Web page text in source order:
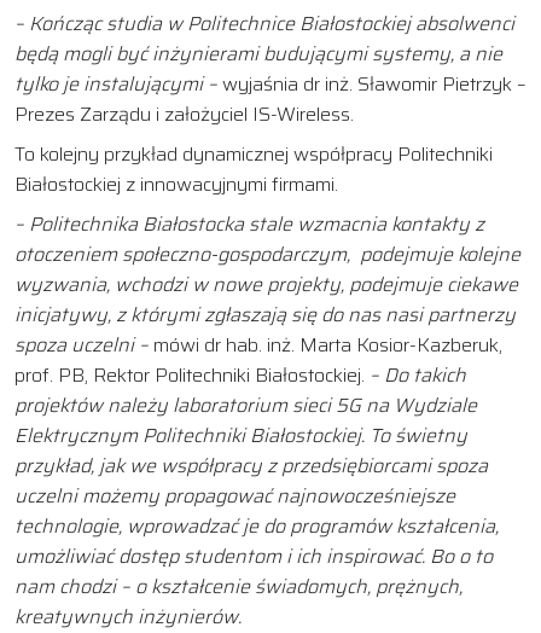
– Kończąc studia w Politechnice Białostockiej absolwenci
będą mogli być inżynierami budującymi systemy, a nie
tylko je instalującymi –wyjaśnia dr inż. Sławomir Pietrzyk –
Prezes Zarządu i założyciel IS-Wireless.
To kolejny przykład dynamicznej współpracy Politechniki
Białostockiej z innowacyjnymi firmami.
– Politechnika Białostocka stale wzmacnia kontakty z
otoczeniem społeczno-gospodarczym, podejmuje kolejne
wyzwania, wchodzi w nowe projekty, podejmuje ciekawe
inicjatywy, z którymi zgłaszają się do nas nasi partnerzy
spoza uczelni – mówi dr hab. inż. Marta Kosior-Kazberuk,
prof. PB, Rektor Politechniki Białostockiej. – Do takich
projektów należy laboratorium sieci5Gna Wydziale
Elektrycznym Politechniki Białostockiej. To świetny
przykład, jak we współpracy z przedsiębiorcami spoza
uczelni możemy propagować najnowocześniejsze
technologie, wprowadzać je do programów kształcenia,
umożliwiaćdostęp studentom i ich inspirować. Bo o to
nam chodzi – o kształcenie świadomych, prężnych,
kreatywnych inżynierów.